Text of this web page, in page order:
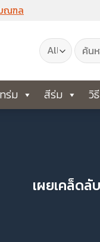
ณฑล
ค้นหา:
ร่ม สีร่ม วิ
เผยเคล็ดลั